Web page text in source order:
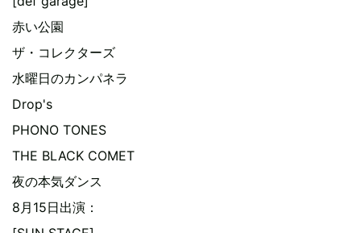
赤い公園
ザ・コレクターズ
水曜日のカンパネラ
Drop's
PHONO TONES
THE BLACK COMET
夜の本気ダンス
8月15日出演：